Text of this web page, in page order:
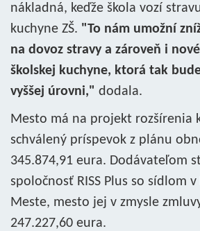
nákladná, keďže škola vozí
kuchyne ZŠ. "To nám umožní
na dovoz stravy a zároveň i
školskej kuchyne, ktorá tak
vyššej úrovni," dodala.
Mesto má na projekt rozšírenia
schválený príspevok z plánu
345.874,91 eura. Dodávateľom
spoločnosť RISS Plus so sídlom
Meste, mesto jej v zmysle
247.227,60 eura.